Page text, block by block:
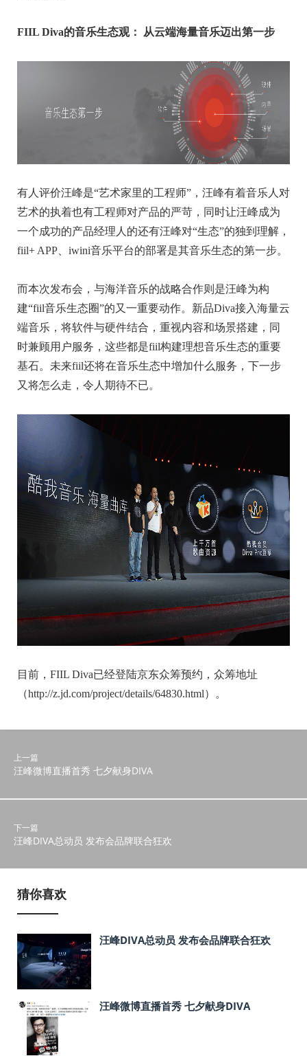
FIIL Diva的音乐生态观： 从云端海量音乐迈出第一步
有人评价汪峰是“艺术家里的工程师”，汪峰有着音乐人对
艺术的执着也有工程师对产品的严苛，同时让汪峰成为
一个成功的产品经理人的还有汪峰对“生态”的独到理解，
fiil+ APP、iwini音乐平台的部署是其音乐生态的第一步。
而本次发布会，与海洋音乐的战略合作则是汪峰为构
建“fiil音乐生态圈”的又一重要动作。新品Diva接入海量云
端音乐，将软件与硬件结合，重视内容和场景搭建，同
时兼顾用户服务，这些都是fiil构建理想音乐生态的重要
基石。未来fiil还将在音乐生态中增加什么服务，下一步
又将怎么走，令人期待不已。
目前，FIIL Diva已经登陆京东众筹预约，众筹地址
（http://z.jd.com/project/details/64830.html）。
上一篇
汪峰微博直播首秀 七夕献身DIVA
下一篇
汪峰DIVA总动员 发布会品牌联合狂欢
猜你喜欢
汪峰DIVA总动员 发布会品牌联合狂欢
汪峰微博直播首秀 七夕献身DIVA